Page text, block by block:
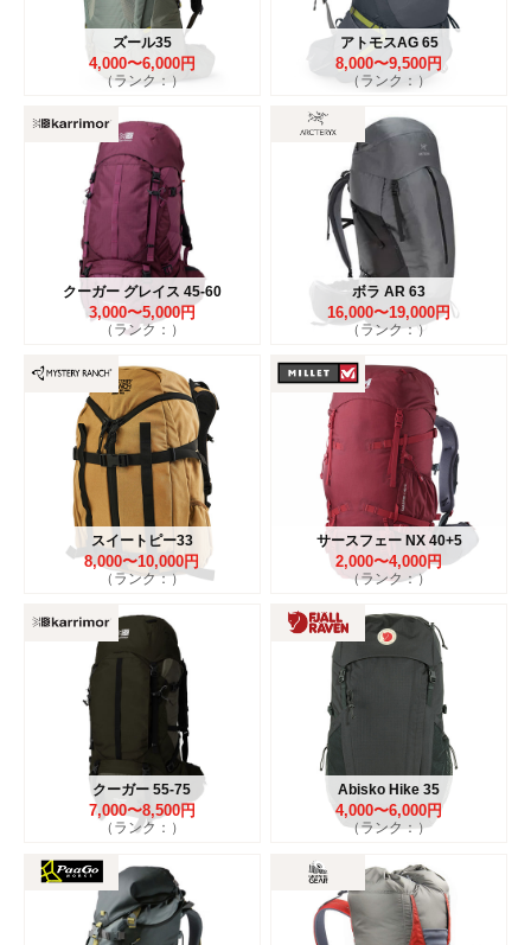
ズール35
4,000〜6,000円
（ランク：）
アトモスAG 65
8,000〜9,500円
（ランク：）
クーガー グレイス 45-60
3,000〜5,000円
（ランク：）
ボラ AR 63
16,000〜19,000円
（ランク：）
スイートピー33
8,000〜10,000円
（ランク：）
サースフェー NX 40+5
2,000〜4,000円
（ランク：）
クーガー 55-75
7,000〜8,500円
（ランク：）
Abisko Hike 35
4,000〜6,000円
（ランク：）